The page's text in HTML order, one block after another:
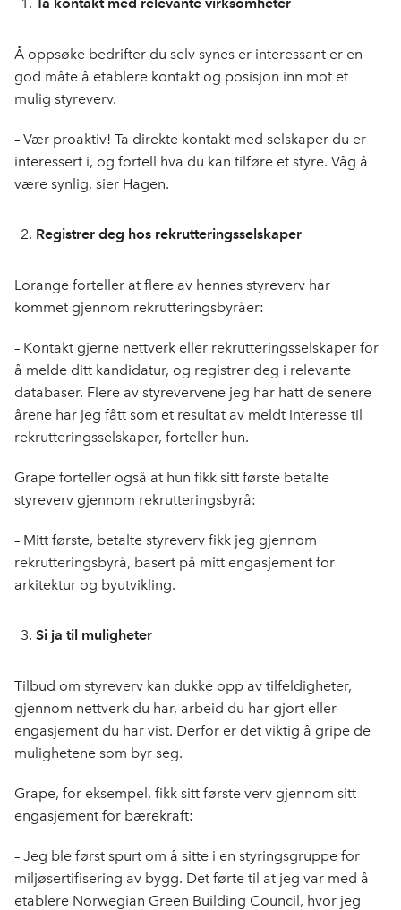
Å oppsøke bedrifter du selv synes er interessant er en
god måte å etablere kontakt og posisjon inn mot et
mulig styreverv.
– Vær proaktiv! Ta direkte kontakt med selskaper du er
interessert i, og fortell hva du kan tilføre et styre. Våg å
være synlig, sier Hagen.
Registrer deg hos rekrutteringsselskaper
Lorange forteller at flere av hennes styreverv har
kommet gjennom rekrutteringsbyråer:
– Kontakt gjerne nettverk eller rekrutteringsselskaper for
å melde ditt kandidatur, og registrer deg i relevante
databaser. Flere av styrevervene jeg har hatt de senere
årene har jeg fått som et resultat av meldt interesse til
rekrutteringsselskaper, forteller hun.
Grape forteller også at hun fikk sitt første betalte
styreverv gjennom rekrutteringsbyrå:
– Mitt første, betalte styreverv fikk jeg gjennom
rekrutteringsbyrå, basert på mitt engasjement for
arkitektur og byutvikling.
Si ja til muligheter
Tilbud om styreverv kan dukke opp av tilfeldigheter,
gjennom nettverk du har, arbeid du har gjort eller
engasjement du har vist. Derfor er det viktig å gripe de
mulighetene som byr seg.
Grape, for eksempel, fikk sitt første verv gjennom sitt
engasjement for bærekraft:
– Jeg ble først spurt om å sitte i en styringsgruppe for
miljøsertifisering av bygg. Det førte til at jeg var med å
etablere Norwegian Green Building Council, hvor jeg